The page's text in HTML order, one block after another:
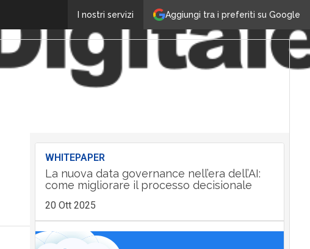
Aggiungi tra i preferiti su Google
I nostri servizi
WHITEPAPER
La nuova data governance nell’era dell’AI:
come migliorare il processo decisionale
20 Ott 2025